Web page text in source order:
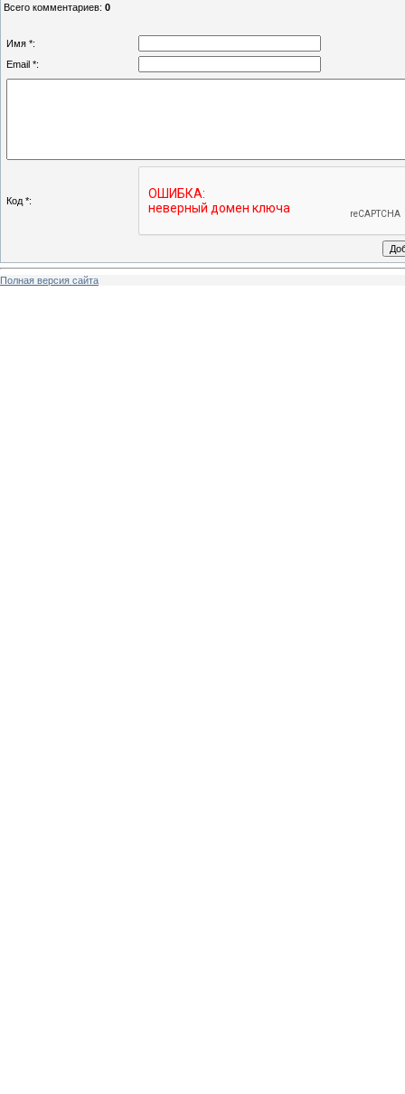
Всего комментариев: 0
Имя *:
Email *:
Код *:
Полная версия сайта